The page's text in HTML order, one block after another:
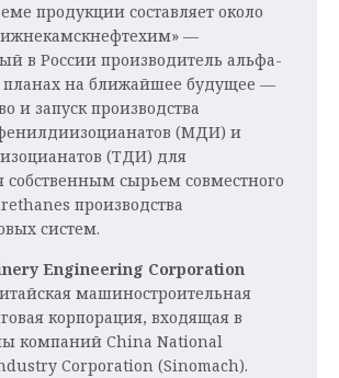
продукции составляет около
—
в России производитель альфа-
планах на ближайшее будущее —
и запуск производства
(МДИ) и
(ТДИ) для
собственным сырьем совместного
производства
систем.
Engineering Corporation
машиностроительная
корпорация, входящая в
компаний China National
Corporation (Sinomach).